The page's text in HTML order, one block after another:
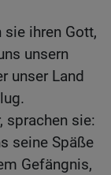
ihren Gott,
unsern
unser Land
sprachen sie:
seine Späße
Gefängnis,